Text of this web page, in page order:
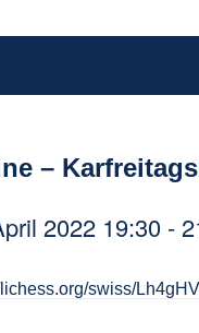
–
2022 19:30 -
swiss/